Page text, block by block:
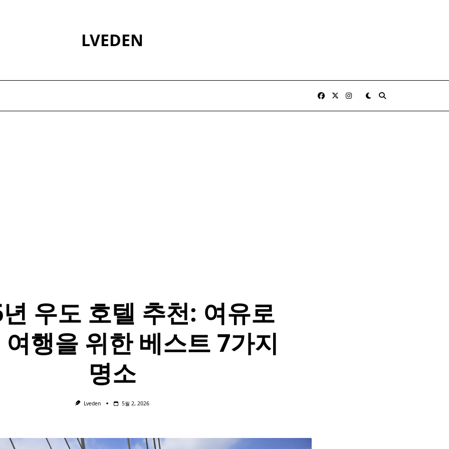
LVEDEN
우도 호텔 추천: 여유로
행을 위한 베스트 7가지
명소
Lveden 5월 2, 2026